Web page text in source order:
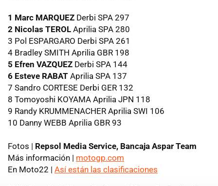
1 Marc MARQUEZ Derbi SPA 297
2 Nicolas TEROL Aprilia SPA 280
3 Pol ESPARGARO Derbi SPA 261
4 Bradley SMITH Aprilia GBR 198
5 Efren VAZQUEZ Derbi SPA 144
6 Esteve RABAT Aprilia SPA 137
7 Sandro CORTESE Derbi GER 132
8 Tomoyoshi KOYAMA Aprilia JPN 118
9 Randy KRUMMENACHER Aprilia SWI 106
10 Danny WEBB Aprilia GBR 93
Fotos | Repsol Media Service, Bancaja Aspar Team
Más información | motogp.com
En Moto22 | Así están las clasificaciones